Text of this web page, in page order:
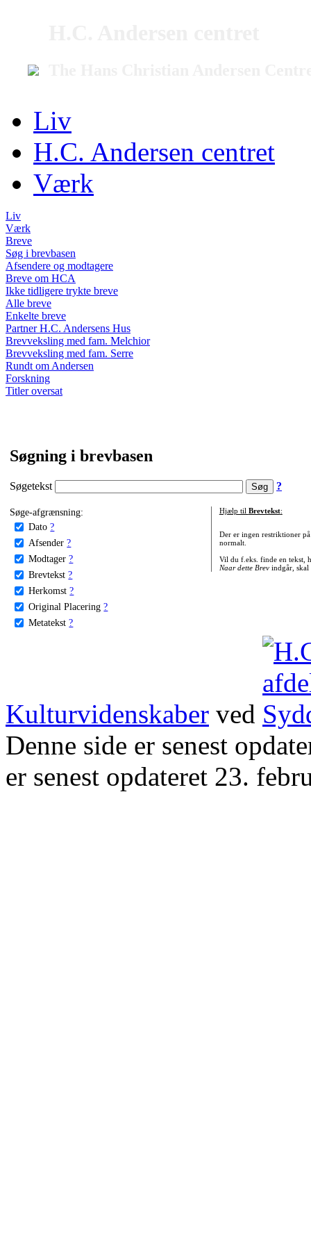
Liv
H.C. Andersen centret
Værk
Liv
Værk
Breve
Søg i brevbasen
Afsendere og modtagere
Breve om HCA
Ikke tidligere trykte breve
Alle breve
Enkelte breve
Partner H.C. Andersens Hus
Brevveksling med fam. Melchior
Brevveksling med fam. Serre
Rundt om Andersen
Forskning
Titler oversat
Søgning i brevbasen
Søgetekst ?
Søge-afgrænsning:
Dato ?
Afsender ?
Modtager ?
Brevtekst ?
Herkomst ?
Original Placering ?
Metatekst ?
Hjælp til Brevtekst:
Der er ingen restriktioner
normalt.
Vil du f.eks. finde en tekst,
Naar dette Brevindgår, skal
Kulturvidenskaber ved
Denne side er senest
er senest opdateret 23.